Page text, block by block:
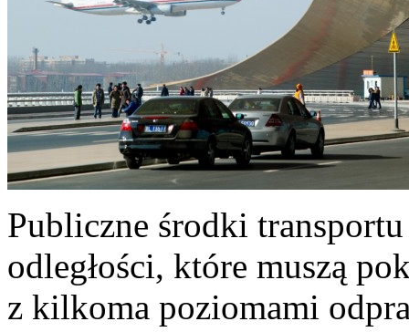
Publiczne środki
odległości, które muszą
z kilkoma poziomami